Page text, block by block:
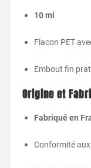
10 ml
Flacon PET
Embout fin
Origine et
Fabriqué en
Conformité